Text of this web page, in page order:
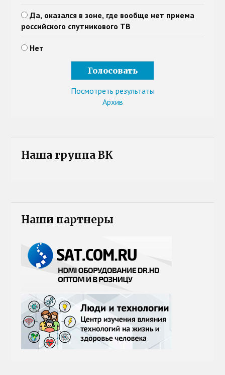
Да, оказался в зоне, где вообще нет приема
российского спутникового ТВ
Нет
Посмотреть результаты
Архив
Наша группа ВК
Наши партнеры